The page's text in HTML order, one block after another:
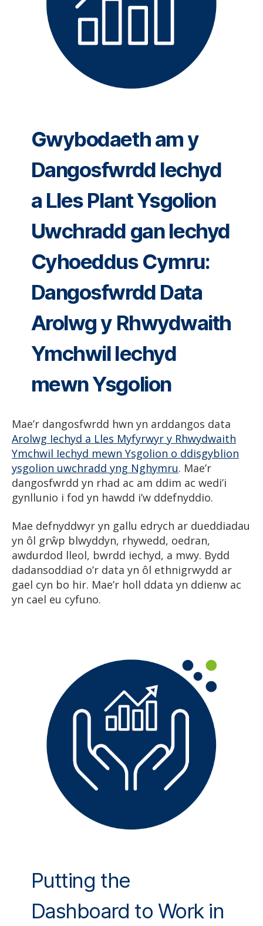
Gwybodaeth am y
Dangosfwrdd Iechyd
a Lles Plant Ysgolion
Uwchradd gan Iechyd
Cyhoeddus Cymru:
Dangosfwrdd Data
Arolwg y Rhwydwaith
Ymchwil Iechyd
mewn Ysgolion
Mae’r dangosfwrdd hwn yn arddangos data
Arolwg Iechyd a Lles Myfyrwyr y Rhwydwaith
Ymchwil Iechyd mewn Ysgolion o ddisgyblion
ysgolion uwchradd yng Nghymru. Mae’r
dangosfwrdd yn rhad ac am ddim ac wedi’i
gynllunio i fod yn hawdd i’w ddefnyddio.
Mae defnyddwyr yn gallu edrych ar dueddiadau
yn ôl grŵp blwyddyn, rhywedd, oedran,
awdurdod lleol, bwrdd iechyd, a mwy. Bydd
dadansoddiad o’r data yn ôl ethnigrwydd ar
gael cyn bo hir. Mae’r holl ddata yn ddienw ac
yn cael eu cyfuno.
Putting the
Dashboard to Work in